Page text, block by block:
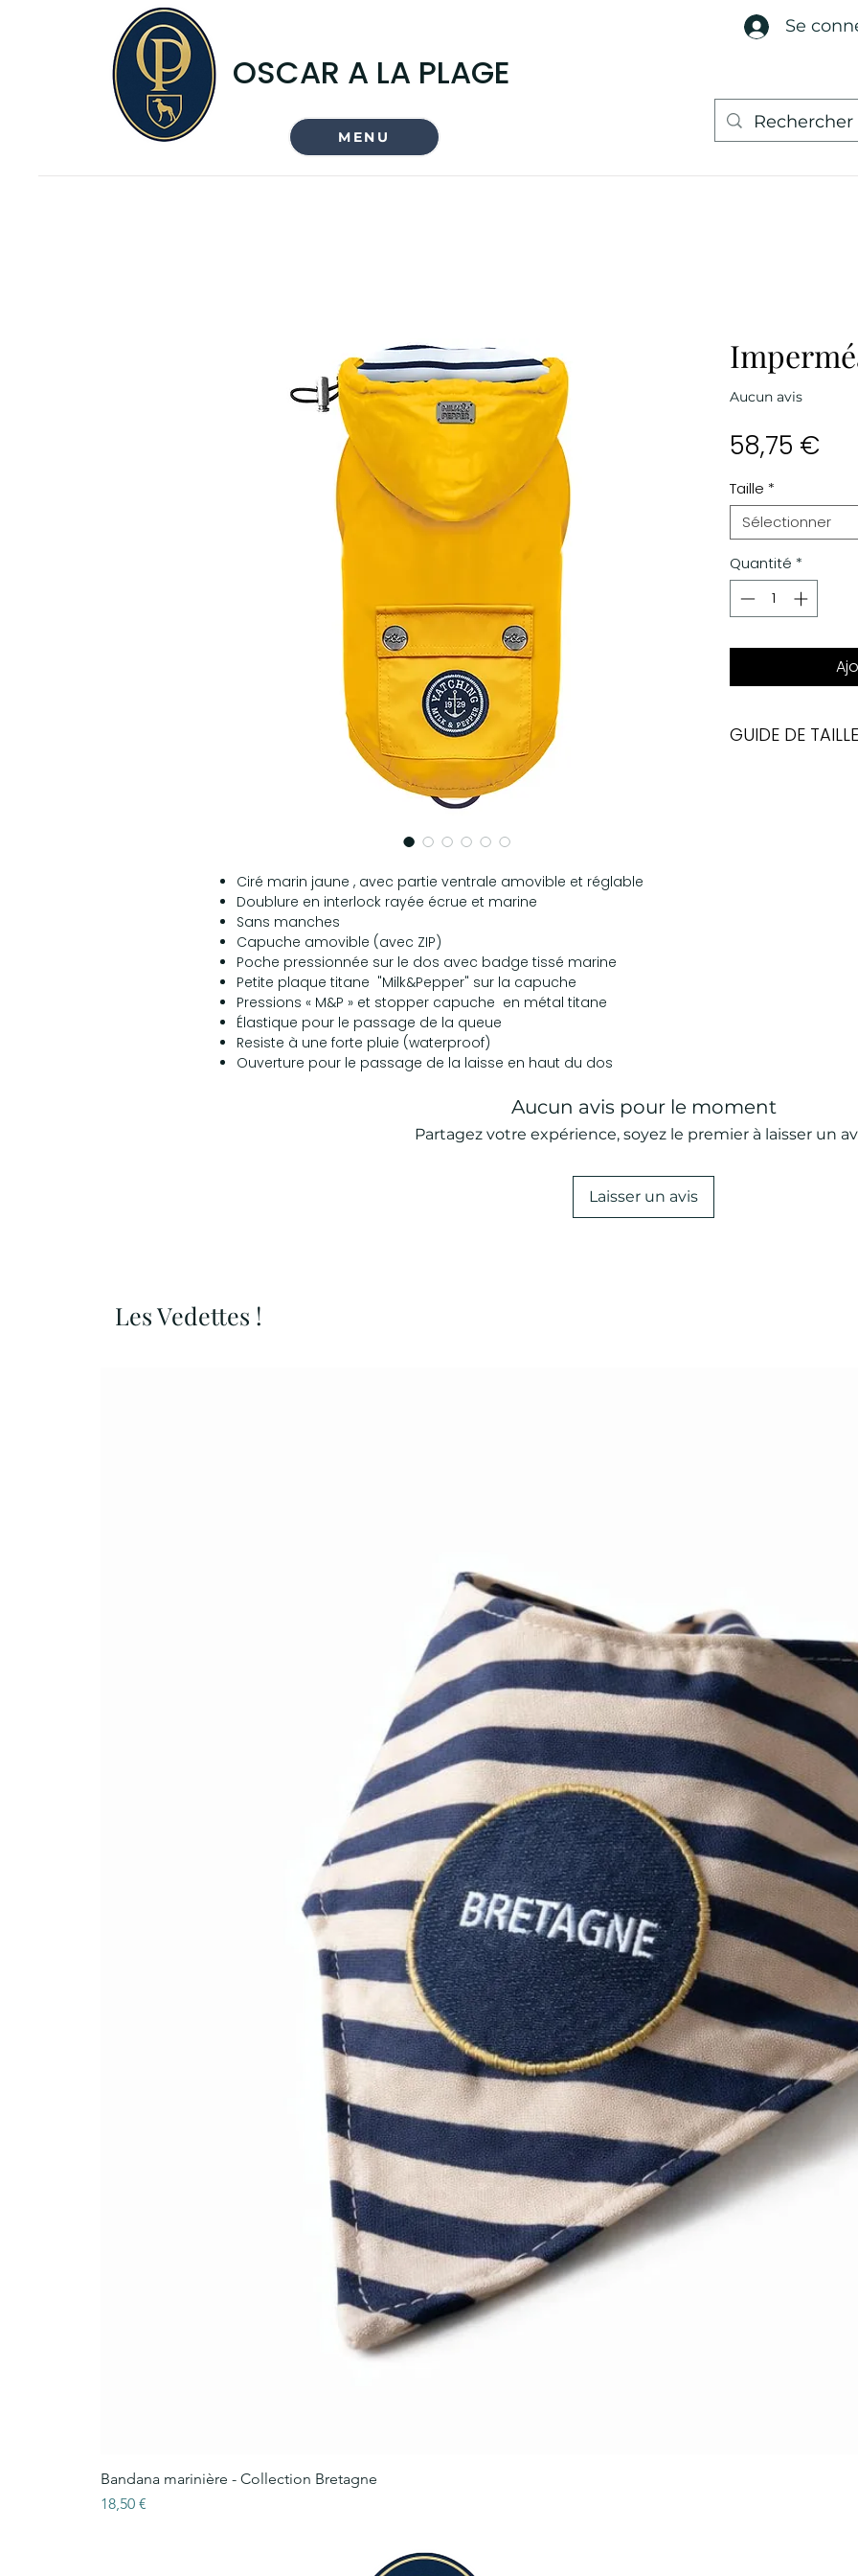
OSCAR A LA PLAGE
MENU
Se
Ciré marin jaune , avec partie ventrale amovible et réglable
Doublure en interlock rayée écrue et marine
Sans manches
Capuche amovible (avec ZIP)
Poche pressionnée sur le dos avec badge tissé marine
Petite plaque titane "Milk&Pepper" sur la capuche
Pressions « M&P » et stopper capuche en métal titane
Élastique pour le passage de la queue
Resiste à une forte pluie (waterproof)
Ouverture pour le passage de la laisse en haut du dos
Aucun avis
58,75 €Prix
Taille *
Sélectionner
Quantité *
GUIDE DE
Aucun avis pour le moment
Partagez votre expérience, soyez le premier à laisser un
Laisser un avis
Les Vedettes !
Bandana marinière - Collection Bretagne
Prix
18,50 €